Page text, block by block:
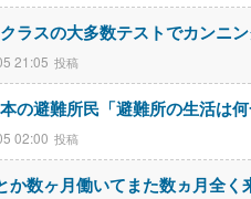
ラスの大多数テストでカンニ
21:05
本の避難所民「避難所の生活は
02:00
か数ヶ月働いてまた数ヵ月全